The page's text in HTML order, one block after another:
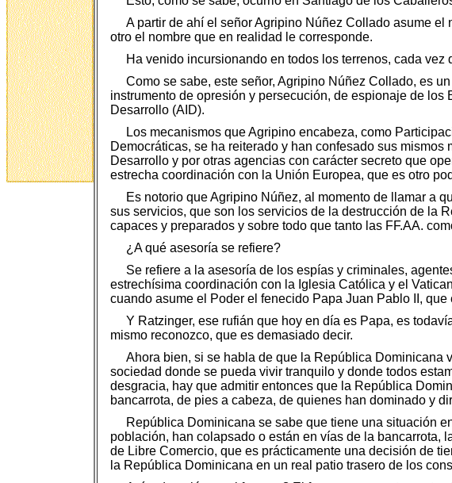
A partir de ahí el señor Agripino Núñez Collado asume
otro el nombre que en realidad le corresponde.
Ha venido incursionando en todos los terrenos, cada
Como se sabe, este señor, Agripino Núñez Collado, es
instrumento de opresión y persecución, de espionaje de
Desarrollo (AID).
Los mecanismos que Agripino encabeza, como
Democráticas, se ha reiterado y han confesado sus
Desarrollo y por otras agencias con carácter secreto que
estrecha coordinación con la Unión Europea, que es otro
Es notorio que Agripino Núñez, al momento de llamar a
sus servicios, que son los servicios de la destrucción de la
capaces y preparados y sobre todo que tanto las FF.AA.
¿A qué asesoría se refiere?
Se refiere a la asesoría de los espías y criminales,
estrechísima coordinación con la Iglesia Católica y el
cuando asume el Poder el fenecido Papa Juan Pablo II,
Y Ratzinger, ese rufián que hoy en día es Papa, es
mismo reconozco, que es demasiado decir.
Ahora bien, si se habla de que la República Dominicana
sociedad donde se pueda vivir tranquilo y donde todos
desgracia, hay que admitir entonces que la República
bancarrota, de pies a cabeza, de quienes han dominado y
República Dominicana se sabe que tiene una situación
población, han colapsado o están en vías de la bancarrota,
de Libre Comercio, que es prácticamente una decisión de
la República Dominicana en un real patio trasero de los